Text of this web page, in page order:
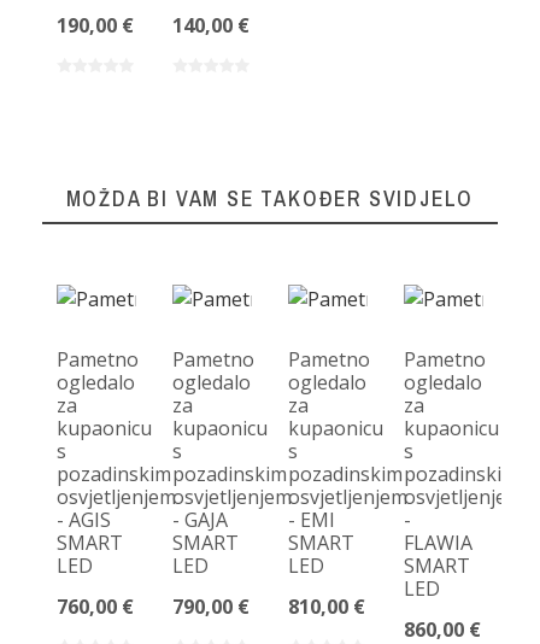
190,00 €
140,00 €
MOŽDA BI VAM SE TAKOĐER SVIDJELO
Pametno
ogledalo
za
kupaonicu
s
pozadinskim
osvjetljenjem
- AGIS
SMART
LED
760,00 €
Pametno
ogledalo
za
kupaonicu
s
pozadinskim
osvjetljenjem
- GAJA
SMART
LED
790,00 €
Pametno
ogledalo
za
kupaonicu
s
pozadinskim
osvjetljenjem
- EMI
SMART
LED
810,00 €
Pametno
ogledalo
za
kupaonicu
s
pozadinskim
osvjetljenjem
-
FLAWIA
SMART
LED
860,00 €